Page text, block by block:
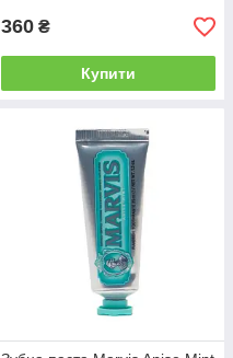
360 ₴
Купити